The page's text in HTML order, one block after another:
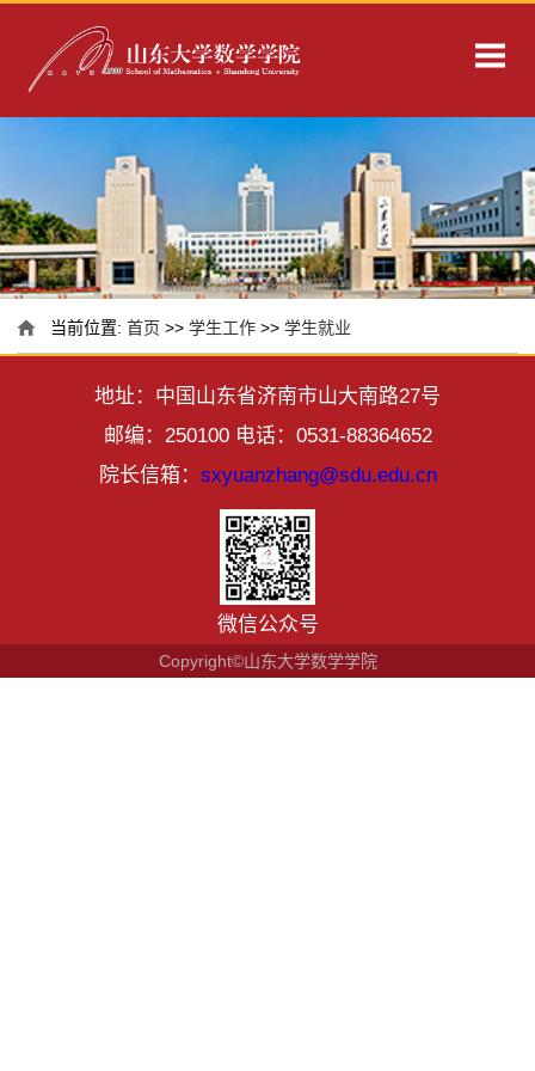
当前位置:首页 >>学生工作 >>学生就业
地址：中国山东省济南市山大南路27号
邮编：250100 电话：0531-88364652
院长信箱： sxyuanzhang@sdu.edu.cn
微信公众号
Copyright©山东大学数学学院